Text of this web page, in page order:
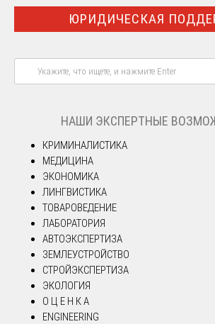
ЮРИДИЧЕСКАЯ
НАШИ ЭКСПЕРТНЫЕ
КРИМИНАЛИСТИКА
МЕДИЦИНА
ЭКОНОМИКА
ЛИНГВИСТИКА
ТОВАРОВЕДЕНИЕ
ЛАБОРАТОРИЯ
АВТОЭКСПЕРТИЗА
ЗЕМЛЕУСТРОЙСТВО
СТРОЙЭКСПЕРТИЗА
ЭКОЛОГИЯ
О Ц Е Н К А
ENGINEERING